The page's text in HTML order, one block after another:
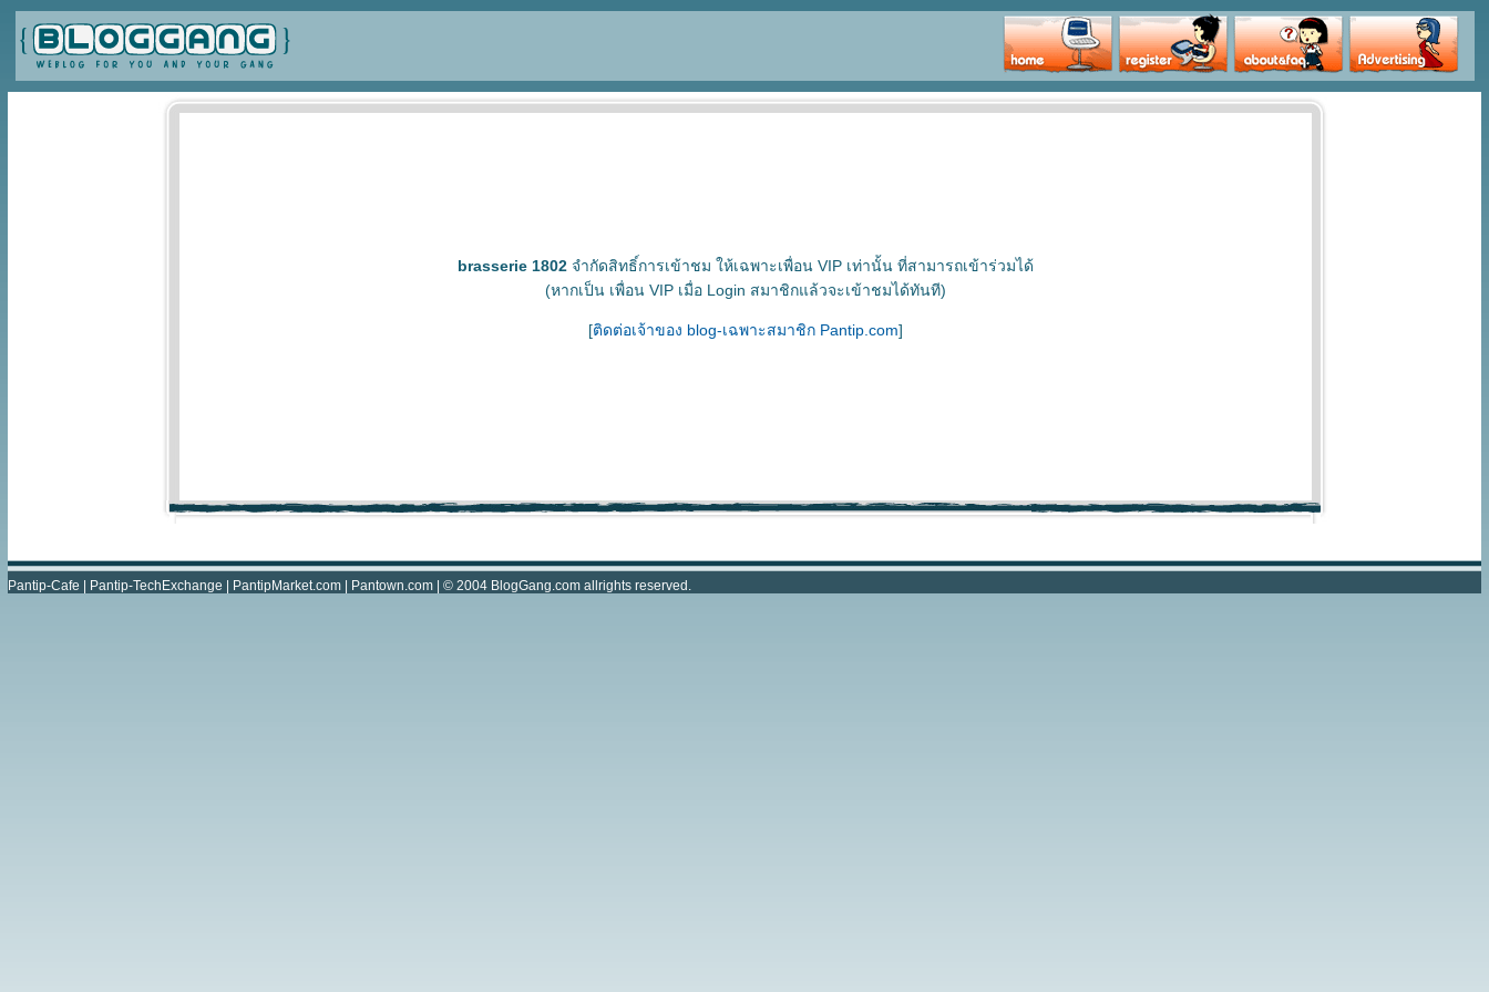
brasserie 1802จำกัดสิทธิ์การเข้าชม ให้เฉพาะเพื่อน VIP เท่านั้น ที่สามารถเข้าร่วมได้
(หากเป็น เพื่อน VIP เมื่อ Login สมาชิกแล้วจะเข้าชมได้ทันที)
[ติดต่อเจ้าของ blog-เฉพาะสมาชิก Pantip.com]
Pantip-Cafe Pantip-TechExchange PantipMarket.com Pantown.com | © 2004 BlogGang.com allrights reserved.